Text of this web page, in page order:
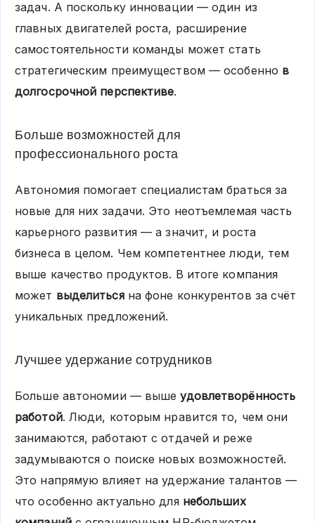
задач. А поскольку инновации — один из
главных двигателей роста, расширение
самостоятельности команды может стать
стратегическим преимуществом — особенно в
долгосрочной перспективе.
Больше возможностей для
профессионального роста
Автономия помогает специалистам браться за
новые для них задачи. Это неотъемлемая часть
карьерного развития — а значит, и роста
бизнеса в целом. Чем компетентнее люди, тем
выше качество продуктов. В итоге компания
может выделитьсяна фоне конкурентов за счёт
уникальных предложений.
Лучшее удержание сотрудников
Больше автономии — вышеудовлетворённость
работой. Люди, которым нравится то, чем они
занимаются, работают с отдачей и реже
задумываются о поиске новых возможностей.
Это напрямую влияет на удержание талантов —
что особенно актуально для небольших